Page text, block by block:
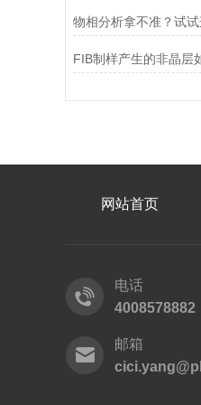
FIB制样产生的非晶层
网站首页
电话
4008578882
邮箱